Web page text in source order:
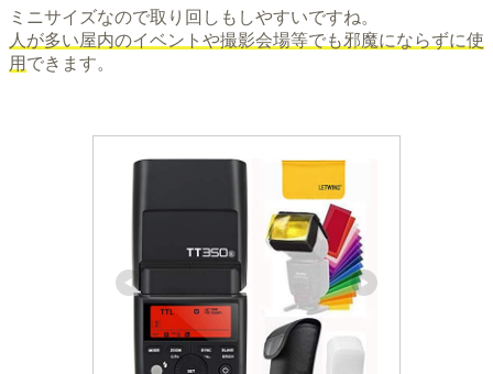
ミニサイズなので取り回しもしやすいですね。
人が多い屋内のイベントや撮影会場等でも邪魔にならずに使
用 できます。